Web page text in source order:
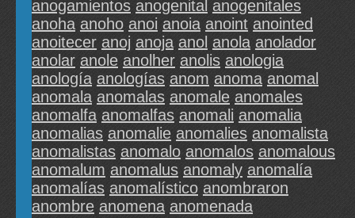
anogamientos anogenital anogenitales
anoha anoho anoi anoia anoint anointed
anoitecer anoj anoja anol anola anolador
anolar anole anolher anolis anologia
anología anologías anom anoma anomal
anomala anomalas anomale anomales
anomalfa anomalfas anomali anomalia
anomalias anomalie anomalies anomalista
anomalistas anomalo anomalos anomalous
anomalum anomalus anomaly anomalía
anomalías anomalístico anombraron
anombre anomena anomenada